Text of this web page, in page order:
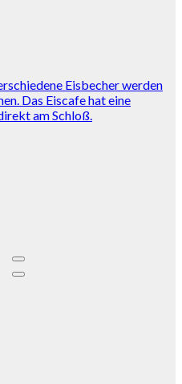
Eisbecher werden
Das Eiscafe hat eine
am Schloß.